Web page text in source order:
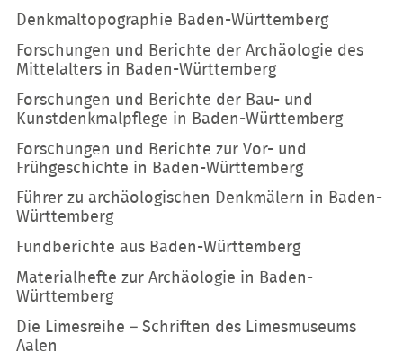
Denkmaltopographie Baden-Württemberg
Forschungen und Berichte der Archäologie des
Mittelalters in Baden-Württemberg
Forschungen und Berichte der Bau- und
Kunstdenkmalpflege in Baden-Württemberg
Forschungen und Berichte zur Vor- und
Frühgeschichte in Baden-Württemberg
Führer zu archäologischen Denkmälern in Baden-
Württemberg
Fundberichte aus Baden-Württemberg
Materialhefte zur Archäologie in Baden-
Württemberg
Die Limesreihe – Schriften des Limesmuseums
Aalen